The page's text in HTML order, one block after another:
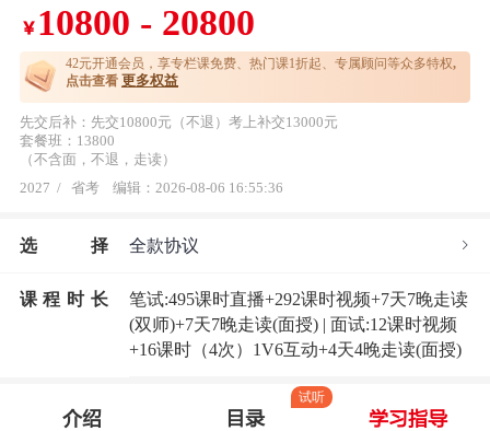
￥10800 - 20800
42元开通会员，享专栏课免费、热门课1折起、专属顾问等众多特权,
点击查看 更多权益
先交后补：先交10800元（不退）考上补交13000元
套餐班：13800
（不含面，不退，走读）
2027 / 省考 编辑：2026-08-06 16:55:36
选 择 全款协议
课程时长
笔试:495课时直播+292课时视频+7天7晚走读
(双师)+7天7晚走读(面授) | 面试:12课时视频
+16课时（4次）1V6互动+4天4晚走读(面授)
介绍 目录
试听
学习指导